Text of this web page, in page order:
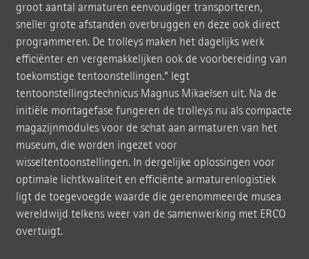
groot aantal armaturen eenvoudiger transporteren,
sneller grote afstanden overbruggen en deze ook direct
programmeren. De trolleys maken het dagelijks werk
efficiënter en vergemakkelijken ook de voorbereiding van
toekomstige tentoonstellingen.“ legt
tentoonstellingstechnicus Magnus Mikaelsen uit. Na de
initiële montagefase fungeren de trolleys nu als compacte
magazijnmodules voor de schat aan armaturen van het
museum, die worden ingezet voor
wisseltentoonstellingen. In dergelijke oplossingen voor
optimale lichtkwaliteit en efficiënte armaturenlogistiek
ligt de toegevoegde waarde die gerenommeerde musea
wereldwijd telkens weer van de samenwerking met ERCO
overtuigt.